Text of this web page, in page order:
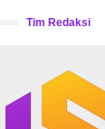
Tim Redaksi